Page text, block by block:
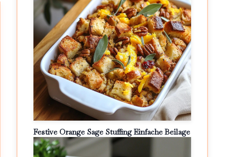
Festive Orange Sage Stuffing Einfache Beilage